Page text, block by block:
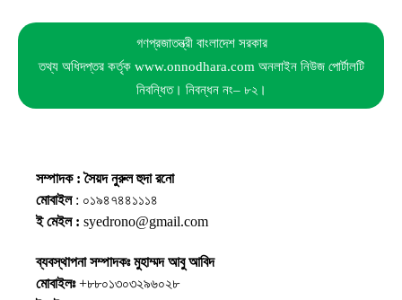
গণপ্রজাতন্ত্রী বাংলাদেশ সরকার
তথ্য অধিদপ্তর কর্তৃক www.onnodhara.com অনলাইন নিউজ পোর্টালটি
নিবন্ধিত। নিবন্ধন নং– ৮২।
সম্পাদক : সৈয়দ নুরুল হুদা রনো
মোবাইল: ০১৯৪৭৪৪১১১৪
ই মেইল : syedrono@gmail.com
ব্যবস্থাপনা সম্পাদকঃ মুহাম্মদ আবু আবিদ
মোবাইলঃ+৮৮০১৩০৩২৯৬০২৮